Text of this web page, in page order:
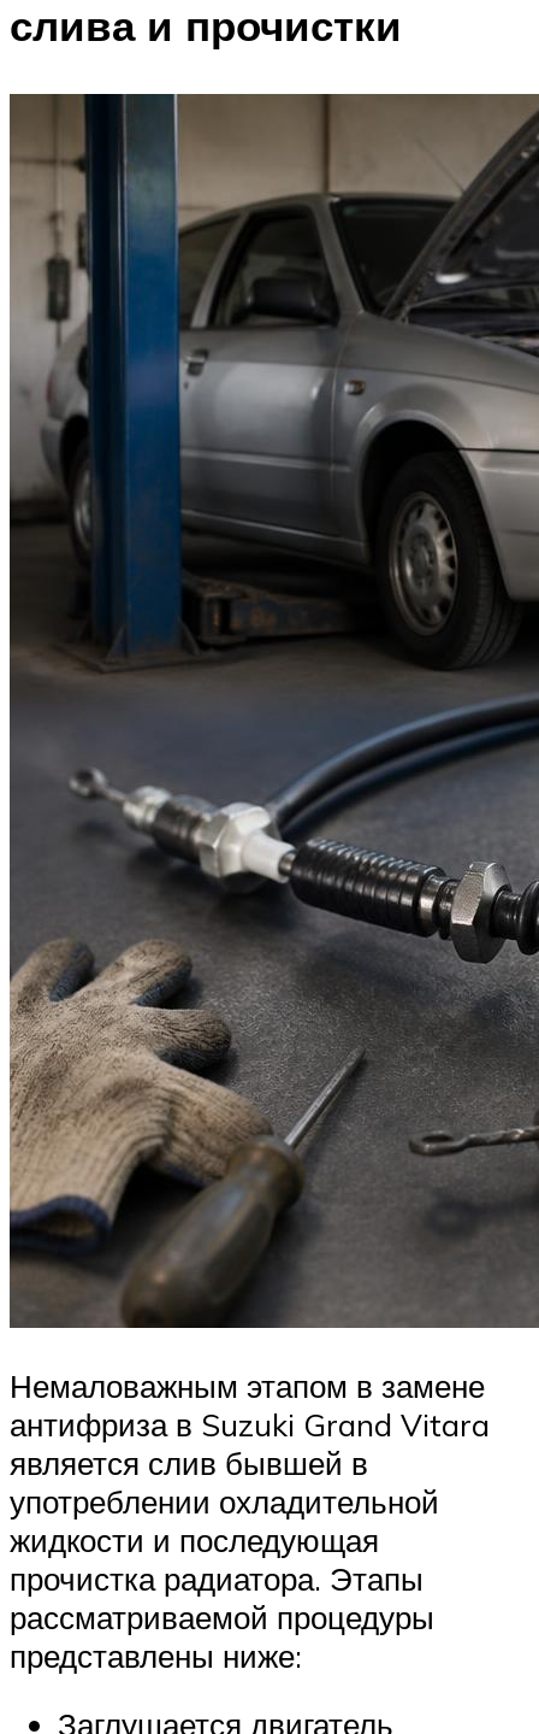
слива и прочистки
Немаловажным этапом в замене
антифриза в Suzuki Grand Vitara
является слив бывшей в
употреблении охладительной
жидкости и последующая
прочистка радиатора. Этапы
рассматриваемой процедуры
представлены ниже:
Заглушается двигатель